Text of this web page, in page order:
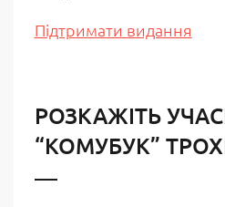
Підтримати видання
РОЗКАЖІТЬ
“КОМУБУК”